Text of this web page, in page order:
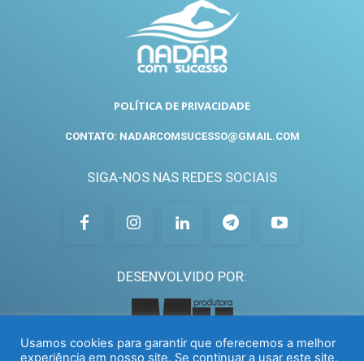
POLÍTICA DE PRIVACIDADE
CONTATO: NADARCOMSUCESSO@GMAIL.COM
SIGA-NOS NAS REDES SOCIAIS
DESENVOLVIDO POR:
Usamos cookies para garantir que oferecemos a melhor
experiência em nosso site. Se continuar a usar este site,